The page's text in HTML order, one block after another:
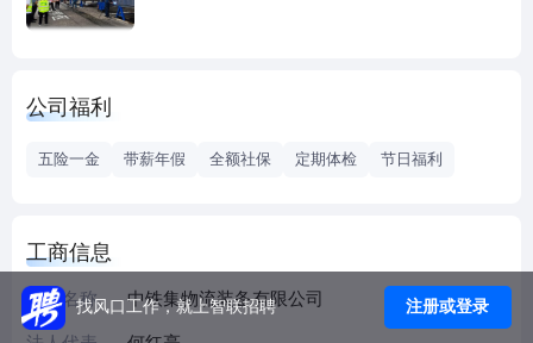
目）；仓储设备租赁服务；机械设备租赁；装卸搬运；塑料
输基础设备销售。
公司福利
五险一金 带薪年假 全额社保 定期体检 节日福利
工商信息
企业名称 中铁集物流装备有限公司
找风口工作，就上智联招聘 注册或登录